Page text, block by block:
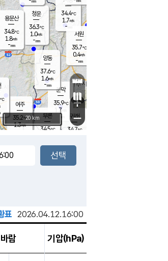
문막
35.9℃
1.7m/s
mm
부론
34.5℃
청운
36.3℃
1.0m/s
-mm
여주
35.2℃
1.3m/s
양동
37.6℃
1.6m/s
-mm
장호원
34.4℃
1.7m/s
- mm
귀래
34.7℃
서원
35.7℃
0.4m/s
-mm
용문산
34.8℃
1.8m/s
-mm
+
−
20 km
표 2026.04.12.16:00
바람 기압(hPa)